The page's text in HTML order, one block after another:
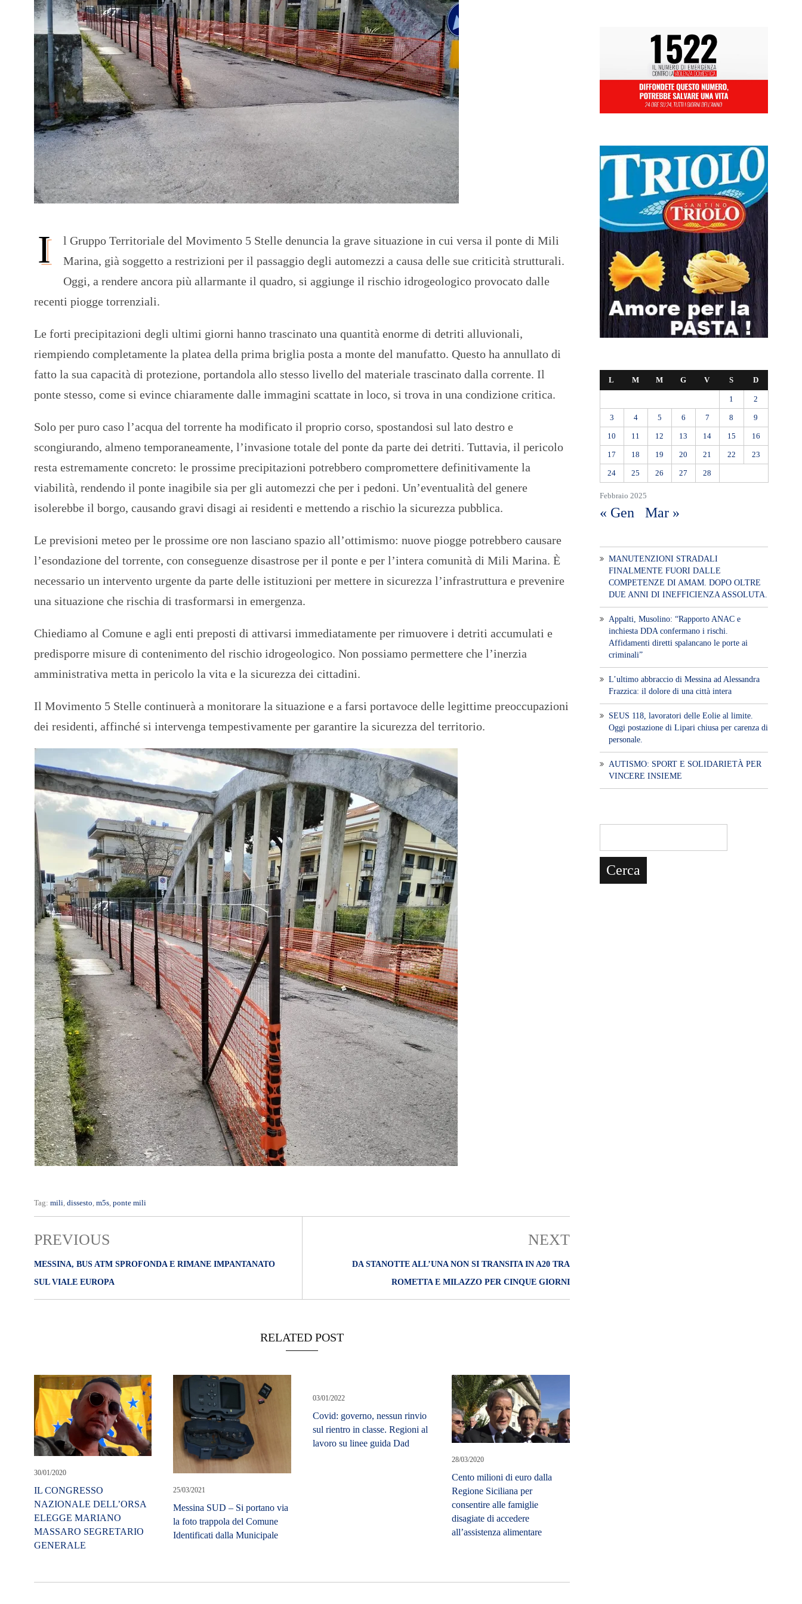
O
R
T
A
G
E
p
o
I
R
R
E
N
I
l Gruppo Territoriale del Movimento 5 Stelle denuncia la grave situazione in cui versa il ponte di Mili
Marina, già soggetto a restrizioni per il passaggio degli automezzi a causa delle sue criticità strutturali.
Oggi, a rendere ancora più allarmante il quadro, si aggiunge il rischio idrogeologico provocato dalle
recenti piogge torrenziali.
Le forti precipitazioni degli ultimi giorni hanno trascinato una quantità enorme di detriti alluvionali,
riempiendo completamente la platea della prima briglia posta a monte del manufatto. Questo ha annullato di
fatto la sua capacità di protezione, portandola allo stesso livello del materiale trascinato dalla corrente. Il
ponte stesso, come si evince chiaramente dalle immagini scattate in loco, si trova in una condizione critica.
Solo per puro caso l’acqua del torrente ha modificato il proprio corso, spostandosi sul lato destro e
scongiurando, almeno temporaneamente, l’invasione totale del ponte da parte dei detriti. Tuttavia, il pericolo
resta estremamente concreto: le prossime precipitazioni potrebbero compromettere definitivamente la
viabilità, rendendo il ponte inagibile sia per gli automezzi che per i pedoni. Un’eventualità del genere
isolerebbe il borgo, causando gravi disagi ai residenti e mettendo a rischio la sicurezza pubblica.
Le previsioni meteo per le prossime ore non lasciano spazio all’ottimismo: nuove piogge potrebbero causare
l’esondazione del torrente, con conseguenze disastrose per il ponte e per l’intera comunità di Mili Marina. È
necessario un intervento urgente da parte delle istituzioni per mettere in sicurezza l’infrastruttura e prevenire
una situazione che rischia di trasformarsi in emergenza.
Chiediamo al Comune e agli enti preposti di attivarsi immediatamente per rimuovere i detriti accumulati e
predisporre misure di contenimento del rischio idrogeologico. Non possiamo permettere che l’inerzia
amministrativa metta in pericolo la vita e la sicurezza dei cittadini.
Il Movimento 5 Stelle continuerà a monitorare la situazione e a farsi portavoce delle legittime preoccupazioni
dei residenti, affinché si intervenga tempestivamente per garantire la sicurezza del territorio.
Tag: mili dissesto m5s ponte mili
PREVIOUS
MESSINA, BUS ATM SPROFONDA E RIMANE IMPANTANATO
SUL VIALE EUROPA
NEXT
DA STANOTTE ALL’UNA NON SI TRANSITA IN A20 TRA
ROMETTA E MILAZZO PER CINQUE GIORNI
RELATED POST
30/01/2020
IL CONGRESSO
NAZIONALE DELL’ORSA
ELEGGE MARIANO
MASSARO SEGRETARIO
GENERALE
25/03/2021
Messina SUD – Si portano via
la foto trappola del Comune
Identificati dalla Municipale
03/01/2022
Covid: governo, nessun rinvio
sul rientro in classe. Regioni al
lavoro su linee guida Dad
28/03/2020
Cento milioni di euro dalla
Regione Siciliana per
consentire alle famiglie
disagiate di accedere
all’assistenza alimentare
Febbraio 2025
L M M G V S D
1 2
3 4 5 6 7 8 9
10 11 12 13 14 15 16
17 18 19 20 21 22 23
24 25 26 27 28
« Gen Mar »
MANUTENZIONI STRADALI
FINALMENTE FUORI DALLE
COMPETENZE DI AMAM. DOPO OLTRE
DUE ANNI DI INEFFICIENZA ASSOLUTA.
​Appalti, Musolino: “Rapporto ANAC e
inchiesta DDA confermano i rischi.
Affidamenti diretti spalancano le porte ai
criminali”
L’ultimo abbraccio di Messina ad Alessandra
Frazzica: il dolore di una città intera
SEUS 118, lavoratori delle Eolie al limite.
Oggi postazione di Lipari chiusa per carenza di
personale.
AUTISMO: SPORT E SOLIDARIETÀ PER
VINCERE INSIEME